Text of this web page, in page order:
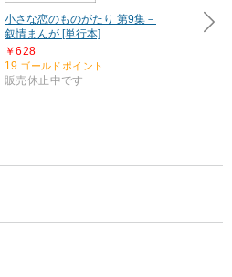
小さな恋のものがたり 第9集－
叙情まんが [単行本]
￥628
19 ゴールドポイント
販売休止中です
小さ
叙情